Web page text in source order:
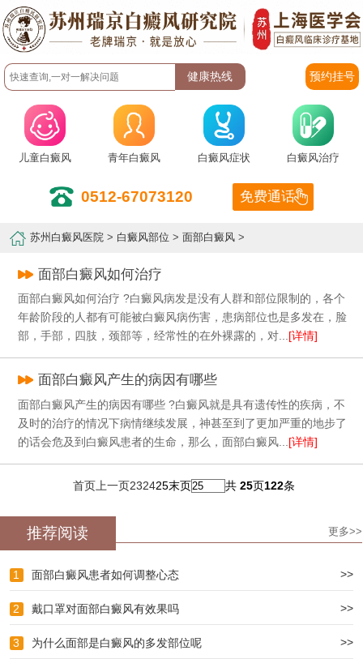
预约挂号
儿童白癜风 青年白癜风 白癜风症状 白癜风治疗
0512-67073120 免费通话
苏州白癜风医院 > 白癜风部位 >面部白癜风 >
面部白癜风如何治疗
面部白癜风如何治疗 ?白癜风病发是没有人群和部位限制的，各个
年龄阶段的人都有可能被白癜风病伤害，患病部位也是多发在，脸
部，手部，四肢，颈部等，经常性的在外裸露的，对...[详情]
面部白癜风产生的病因有哪些
面部白癜风产生的病因有哪些 ?白癜风就是具有遗传性的疾病，不
及时的治疗的情况下病情继续发展，神甚至到了更加严重的地步了
的话会危及到白癜风患者的生命，那么，面部白癜风... [详情]
首页上一页232425末页 共 25页122条
推荐阅读 更多>>
1 面部白癜风患者如何调整心态 >>
2 戴口罩对面部白癜风有效果吗 >>
3 为什么面部是白癜风的多发部位呢 >>